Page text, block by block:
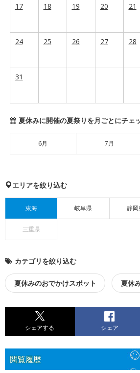
17
18 19 20 21
24 25 26 27 28
31
夏休みに開催の夏祭りを月ごとにチェ
6月 7月
エリアを絞り込む
東海 岐阜県 静岡
三重県
カテゴリを絞り込む
夏休みのおでかけスポット 夏休
シェアする シェア
閲覧履歴